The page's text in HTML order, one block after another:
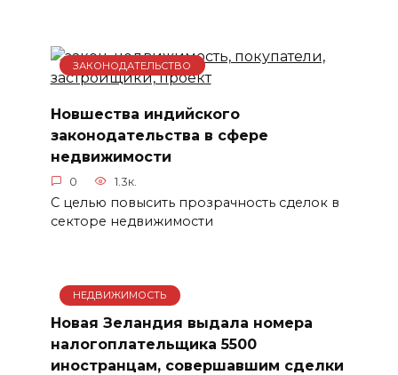
ЗАКОНОДАТЕЛЬСТВО
Новшества индийского
законодательства в сфере
недвижимости
0 1.3к.
С целью повысить прозрачность сделок в
секторе недвижимости
НЕДВИЖИМОСТЬ
Новая Зеландия выдала номера
налогоплательщика 5500
иностранцам, совершавшим сделки